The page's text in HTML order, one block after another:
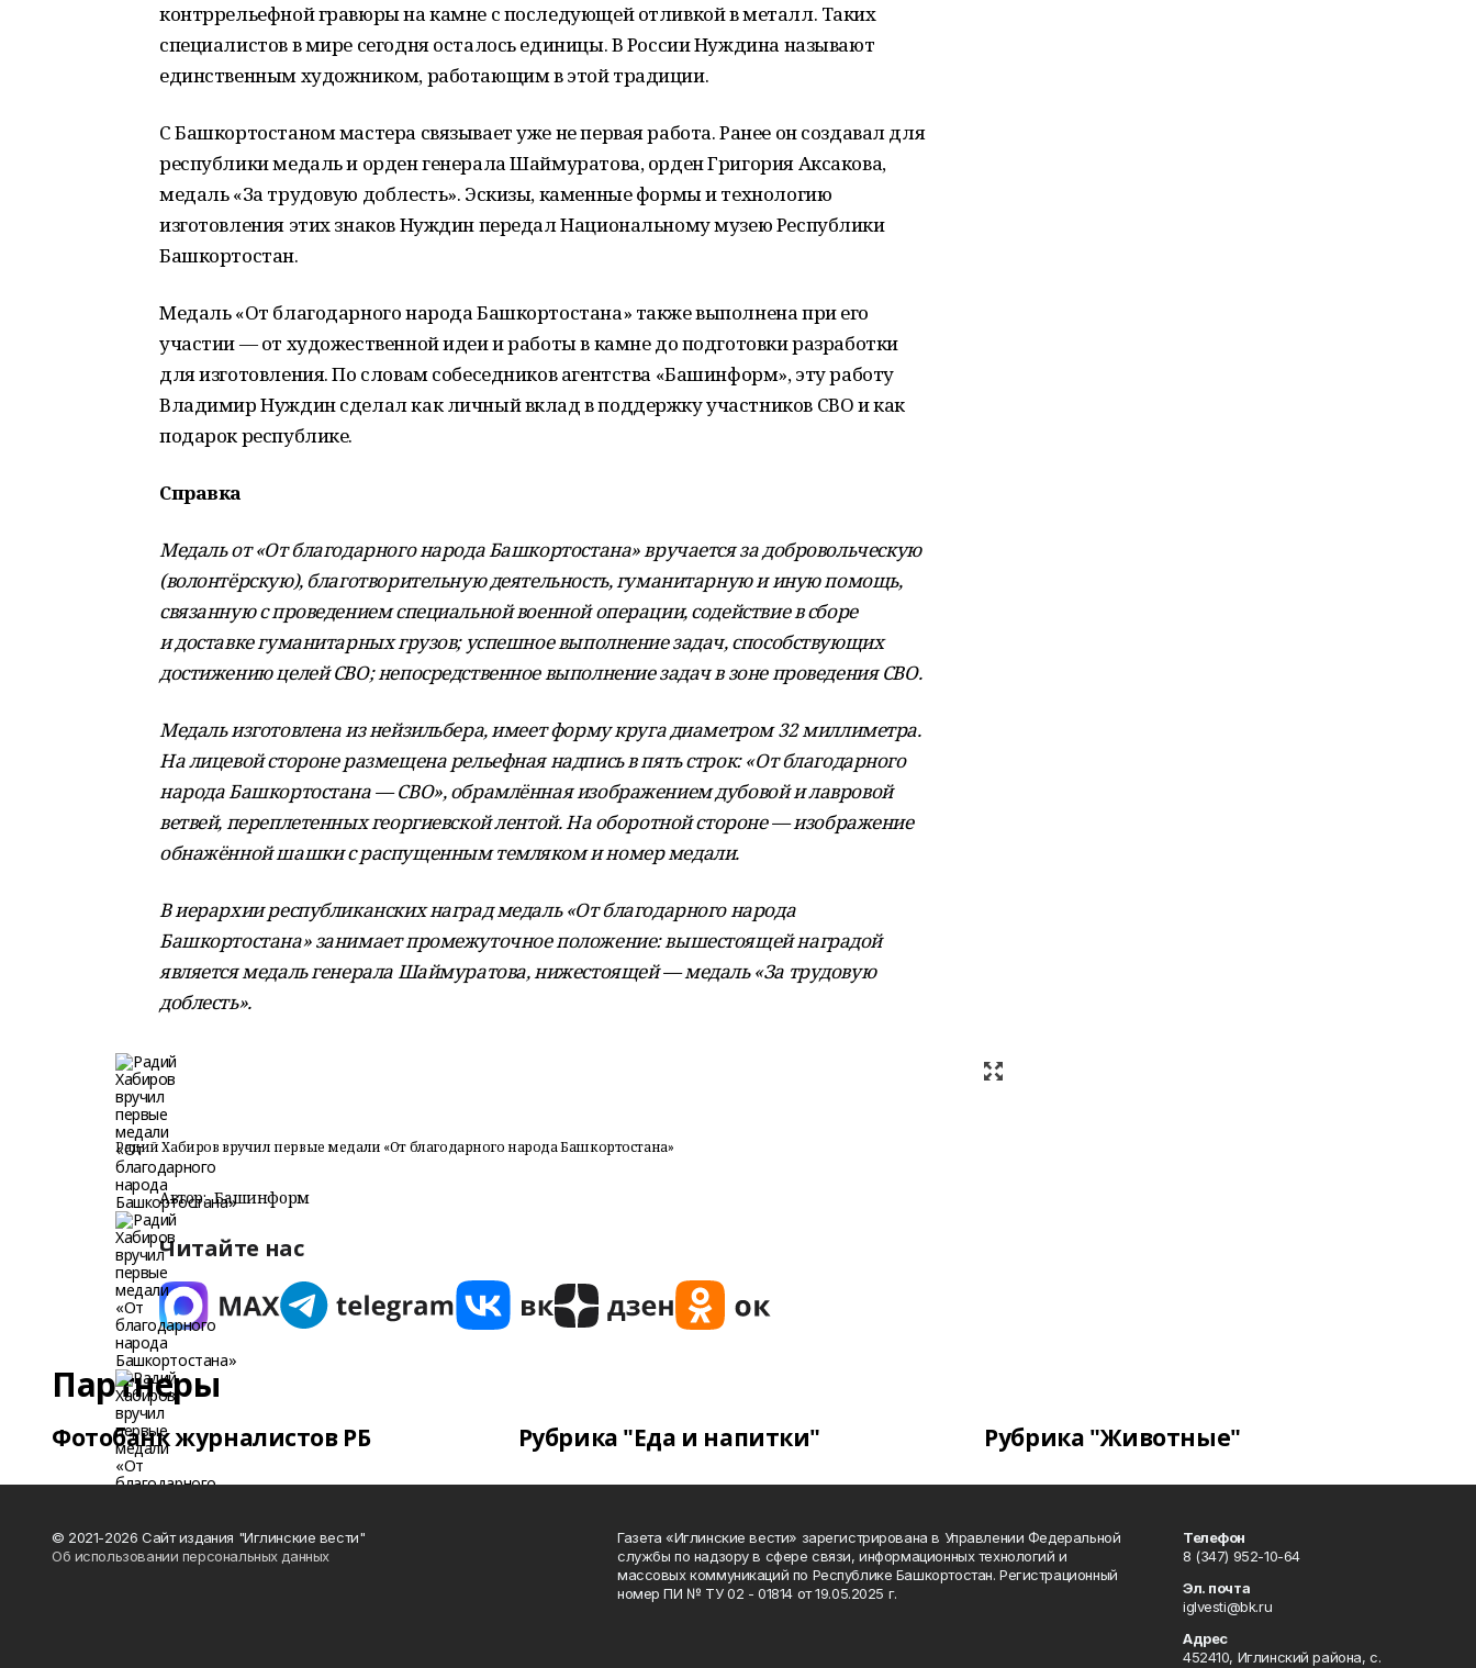
контррельефной гравюры на камне с последующей отливкой в металл. Таких
специалистов в мире сегодня осталось единицы. В России Нуждина называют
единственным художником, работающим в этой традиции.
С Башкортостаном мастера связывает уже не первая работа. Ранее он создавал для
республики медаль и орден генерала Шаймуратова, орден Григория Аксакова,
медаль «За трудовую доблесть». Эскизы, каменные формы и технологию
изготовления этих знаков Нуждин передал Национальному музею Республики
Башкортостан.
Медаль «От благодарного народа Башкортостана» также выполнена при его
участии — от художественной идеи и работы в камне до подготовки разработки
для изготовления. По словам собеседников агентства «Башинформ», эту работу
Владимир Нуждин сделал как личный вклад в поддержку участников СВО и как
подарок республике.
Справка
Медаль от «От благодарного народа Башкортостана» вручается за добровольческую
(волонтёрскую), благотворительную деятельность, гуманитарную и иную помощь,
связанную с проведением специальной военной операции, содействие в сборе
и доставке гуманитарных грузов; успешное выполнение задач, способствующих
достижению целей СВО; непосредственное выполнение задач в зоне проведения СВО.
Медаль изготовлена из нейзильбера, имеет форму круга диаметром 32 миллиметра.
На лицевой стороне размещена рельефная надпись в пять строк: «От благодарного
народа Башкортостана — СВО», обрамлённая изображением дубовой и лавровой
ветвей, переплетенных георгиевской лентой. На оборотной стороне — изображение
обнажённой шашки с распущенным темляком и номер медали.
В иерархии республиканских наград медаль «От благодарного народа
Башкортостана» занимает промежуточное положение: вышестоящей наградой
является медаль генерала Шаймуратова, нижестоящей — медаль «За трудовую
доблесть».
Радий Хабиров вручил первые медали «От благодарного народа Башкортостана»
Автор: Башинформ
Читайте нас
Партнеры
Фотобанк журналистов РБ Рубрика "Еда и напитки" Рубрика "Животные"
© 2021-2026 Сайт издания "Иглинские вести"
Об использовании персональных данных
Газета «Иглинские вести» зарегистрирована в Управлении Федеральной
службы по надзору в сфере связи, информационных технологий и
массовых коммуникаций по Республике Башкортостан. Регистрационный
номер ПИ № ТУ 02 - 01814 от 19.05.2025 г.
Телефон
8 (347) 952-10-64
Эл. почта
iglvesti@bk.ru
Адрес
452410, Иглинский района, с.